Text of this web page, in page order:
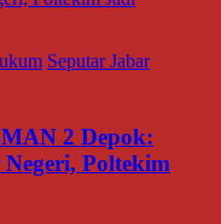
Seputar Jabar
2 Depok:
Poltekim